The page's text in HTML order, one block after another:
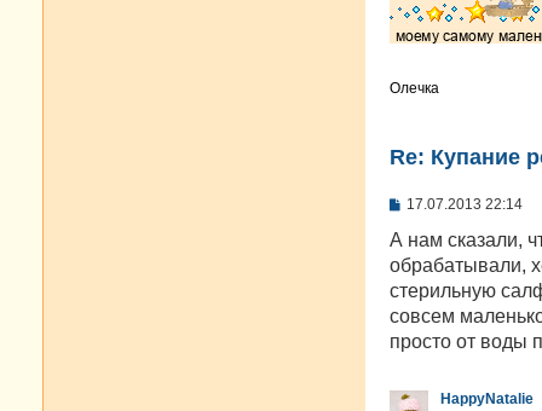
Олечка
Re: Купание
С
о
щ
е
и
е
17.07.2013 22:14
А нам сказали,
обрабатывали,
стерильную
совсем
просто от воды
HappyNatalie